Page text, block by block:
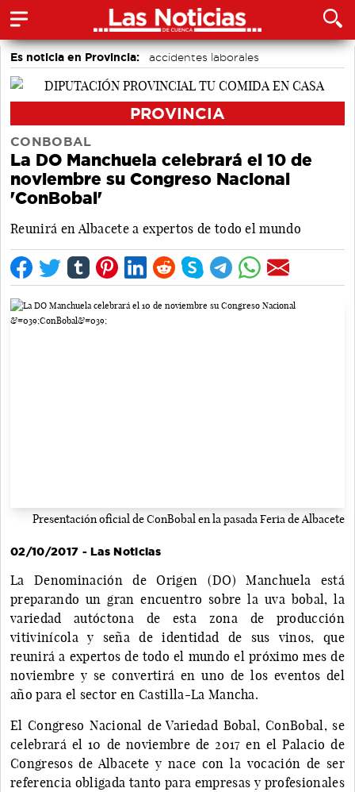
Es noticia en Provincia:
accidentes laborales
Medio Ambiente
PROVINCIA
CONBOBAL
La DO Manchuela celebrará el 10 de
noviembre su Congreso Nacional
'ConBobal'
Reunirá en Albacete a expertos de todo el mundo
Presentación oficial de ConBobal en la pasada Feria de Albacete
02/10/2017 - Las Noticias
La Denominación de Origen (DO) Manchuela está
preparando un gran encuentro sobre la uva bobal, la
variedad autóctona de esta zona de producción
vitivinícola y seña de identidad de sus vinos, que
reunirá a expertos de todo el mundo el próximo mes de
noviembre y se convertirá en uno de los eventos del
año para el sector en Castilla-La Mancha.
El Congreso Nacional de Variedad Bobal, ConBobal, se
celebrará el 10 de noviembre de 2017 en el Palacio de
Congresos de Albacete y nace con la vocación de ser
referencia obligada tanto para empresas y profesionales